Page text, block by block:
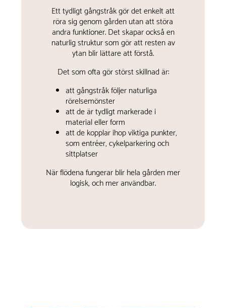
Ett tydligt gångstråk gör det enkelt att
röra sig genom gården utan att störa
andra funktioner. Det skapar också en
naturlig struktur som gör att resten av
ytan blir lättare att förstå.
Det som ofta gör störst skillnad är:
att gångstråk följer naturliga
rörelsemönster
att de är tydligt markerade i
material eller form
att de kopplar ihop viktiga punkter,
som entréer, cykelparkering och
sittplatser
När flödena fungerar blir hela gården mer
logisk, och mer användbar.